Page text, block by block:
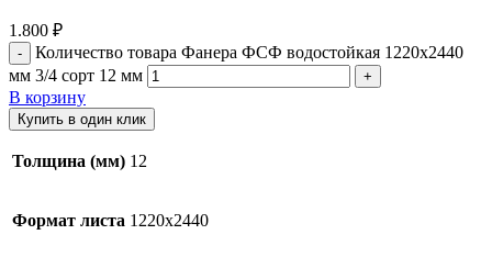
1.800 ₽
Количество товара Фанера ФСФ водостойкая 1220х2440
мм 3/4 сорт 12 мм
В корзину
Купить в один клик
Толщина (мм) 12
Формат листа 1220х2440